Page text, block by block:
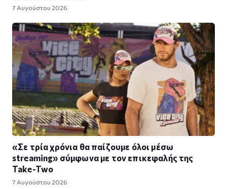
7 Αυγούστου 2026
«Σε τρία χρόνια θα παίζουμε όλοι μέσω
streaming» σύμφωνα με τον επικεφαλής της
Take-Two
7 Αυγούστου 2026